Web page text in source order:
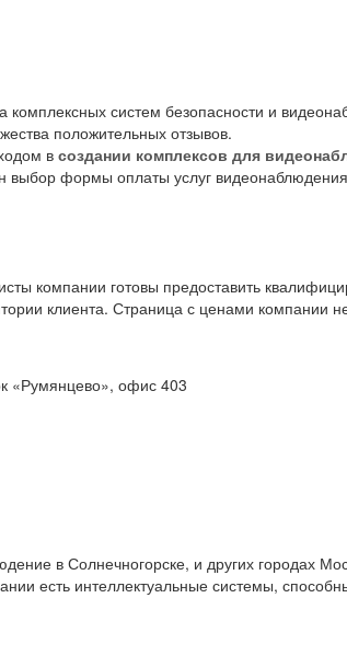
комплексных систем безопасности и
положительных отзывов.
в создании комплексов для
выбор формы оплаты услуг
компании готовы предоставить
клиента. Страница с ценами компании
«Румянцево», офис 403
в Солнечногорске, и других городах
есть интеллектуальные системы,